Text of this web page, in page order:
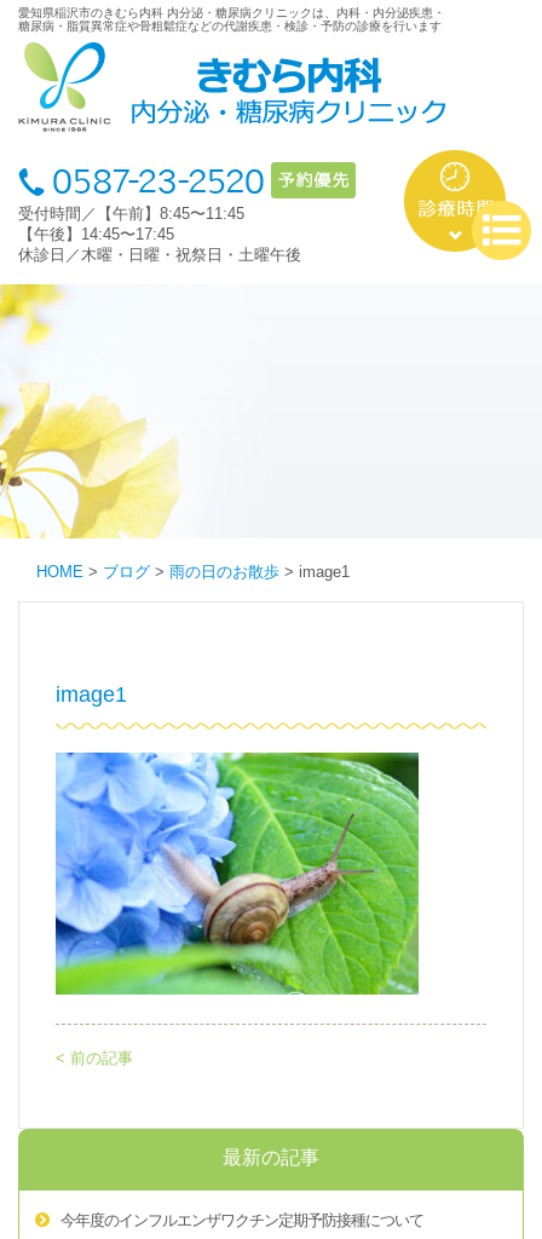
愛知県稲沢市のきむら内科 内分泌・糖尿病クリニックは、内科・内分泌疾患・
糖尿病・脂質異常症や骨粗鬆症などの代謝疾患・検診・予防の診療を行います
受付時間／【午前】8:45〜11:45
【午後】14:45〜17:45
休診日／木曜・日曜・祝祭日・土曜午後
HOME > ブログ > 雨の日のお散歩 > image1
image1
< 前の記事
最新の記事
今年度のインフルエンザワクチン定期予防接種について